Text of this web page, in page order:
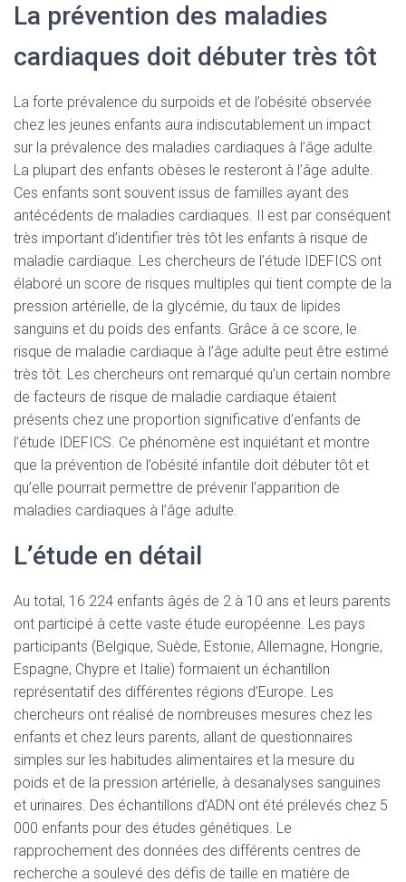
La prévention des maladies
cardiaques doit débuter très tôt
La forte prévalence du surpoids et de l’obésité observée
chez les jeunes enfants aura indiscutablement un impact
sur la prévalence des maladies cardiaques à l’âge adulte.
La plupart des enfants obèses le resteront à l’âge adulte.
Ces enfants sont souvent issus de familles ayant des
antécédents de maladies cardiaques. Il est par conséquent
très important d’identifier très tôt les enfants à risque de
maladie cardiaque. Les chercheurs de l’étude IDEFICS ont
élaboré un score de risques multiples qui tient compte de la
pression artérielle, de la glycémie, du taux de lipides
sanguins et du poids des enfants. Grâce à ce score, le
risque de maladie cardiaque à l’âge adulte peut être estimé
très tôt. Les chercheurs ont remarqué qu’un certain nombre
de facteurs de risque de maladie cardiaque étaient
présents chez une proportion significative d’enfants de
l’étude IDEFICS. Ce phénomène est inquiétant et montre
que la prévention de l’obésité infantile doit débuter tôt et
qu’elle pourrait permettre de prévenir l’apparition de
maladies cardiaques à l’âge adulte.
L’étude en détail
Au total, 16 224 enfants âgés de 2 à 10 ans et leurs parents
ont participé à cette vaste étude européenne. Les pays
participants (Belgique, Suède, Estonie, Allemagne, Hongrie,
Espagne, Chypre et Italie) formaient un échantillon
représentatif des différentes régions d’Europe. Les
chercheurs ont réalisé de nombreuses mesures chez les
enfants et chez leurs parents, allant de questionnaires
simples sur les habitudes alimentaires et la mesure du
poids et de la pression artérielle, à desanalyses sanguines
et urinaires. Des échantillons d’ADN ont été prélevés chez 5
000 enfants pour des études génétiques. Le
rapprochement des données des différents centres de
recherche a soulevé des défis de taille en matière de